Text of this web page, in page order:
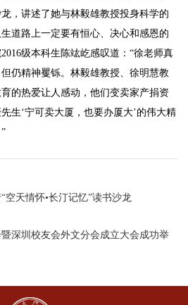
，讲述了她与林毅雄教授投身科学的
道路上一定要有恒心、决心和感恩的
级本科生陈竑屹感叹道：“徐老师真
仍精神矍铄。林毅雄教授、徐明慧教
的热爱让人感动，他们变卖家产捐资
生‘宁可卖大厦，也要办厦大’的伟大精
空天情怀•长汀记忆”读书沙龙
深圳校友会外文分会成立大会成功举